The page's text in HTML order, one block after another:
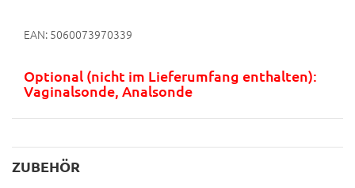
EAN: 5060073970339
Optional (nicht im Lieferumfang enthalten):
Vaginalsonde, Analsonde
ZUBEHÖR